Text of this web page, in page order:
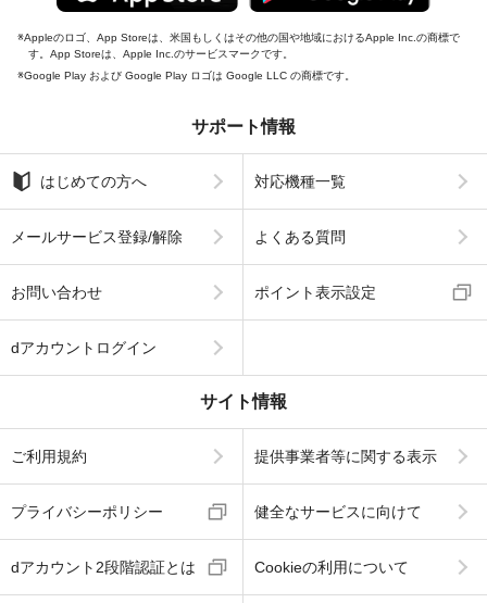
Appleのロゴ、App Storeは、米国もしくはその他の国や地域におけるApple Inc.の商標で
す。App Storeは、Apple Inc.のサービスマークです。
Google Play および Google Play ロゴは Google LLC の商標です。
サポート情報
はじめての方へ 対応機種一覧
メールサービス登録/解除 よくある質問
お問い合わせ ポイント表示設定
dアカウントログイン
サイト情報
ご利用規約 提供事業者等に関する表示
プライバシーポリシー 健全なサービスに向けて
dアカウント2段階認証とは Cookieの利用について